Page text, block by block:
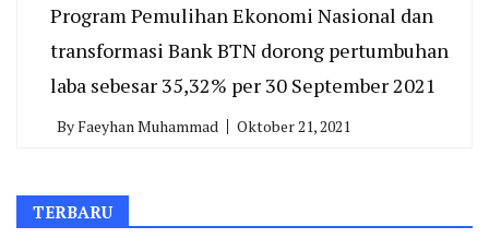
Program Pemulihan Ekonomi Nasional dan
transformasi Bank BTN dorong pertumbuhan
laba sebesar 35,32% per 30 September 2021
ByFaeyhan Muhammad Oktober 21, 2021
TERBARU